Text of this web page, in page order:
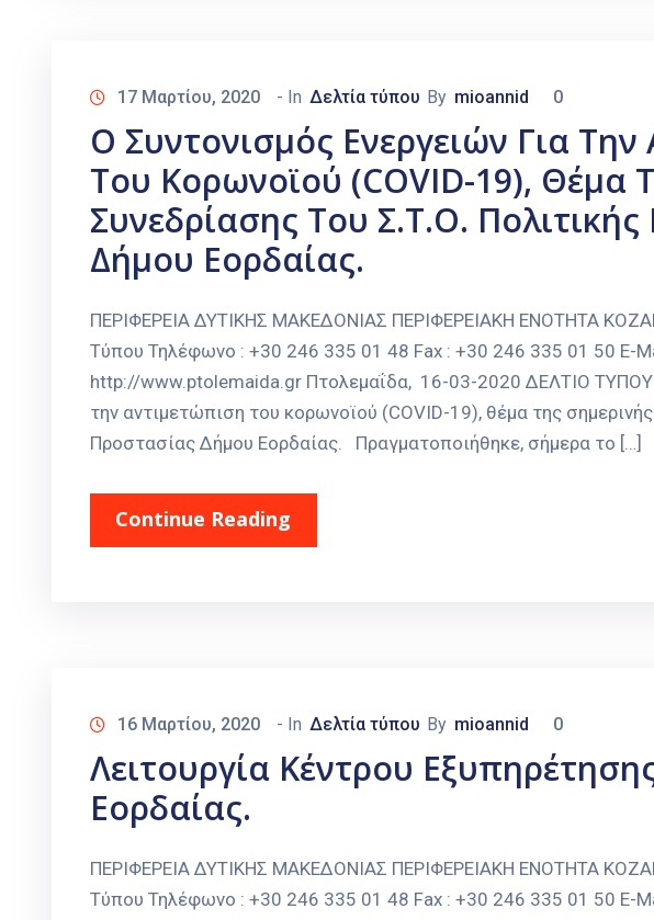
17 Μαρτίου, 2020 - In Δελτία τύπου By mioannid 0
Ο Συντονισμός Ενεργειών Για Την
Του Κορωνοϊού (COVID-19), Θέμα
Συνεδρίασης Του Σ.Τ.Ο.
Δήμου Εορδαίας.
ΠΕΡΙΦΕΡΕΙΑ ΔΥΤΙΚΗΣ ΜΑΚΕΔΟΝΙΑΣ ΠΕΡΙΦΕΡΕΙΑΚΗ ΕΝΟΤΗΤΑ
Τύπου Τηλέφωνο : +30 246 335 01 48 Fax : +30 246 335 01 50 E-
http://www.ptolemaida.gr Πτολεμαΐδα, 16-03-2020 ΔΕΛΤΙΟ
την αντιμετώπιση του κορωνοϊού (COVID-19), θέμα της
Προστασίας Δήμου Εορδαίας. Πραγματοποιήθηκε, σήμερα το […]
Continue Reading
16 Μαρτίου, 2020 - In Δελτία τύπου By mioannid 0
Λειτουργία Κέντρου
Εορδαίας.
ΠΕΡΙΦΕΡΕΙΑ ΔΥΤΙΚΗΣ ΜΑΚΕΔΟΝΙΑΣ ΠΕΡΙΦΕΡΕΙΑΚΗ ΕΝΟΤΗΤΑ
Τύπου Τηλέφωνο : +30 246 335 01 48 Fax : +30 246 335 01 50 E-